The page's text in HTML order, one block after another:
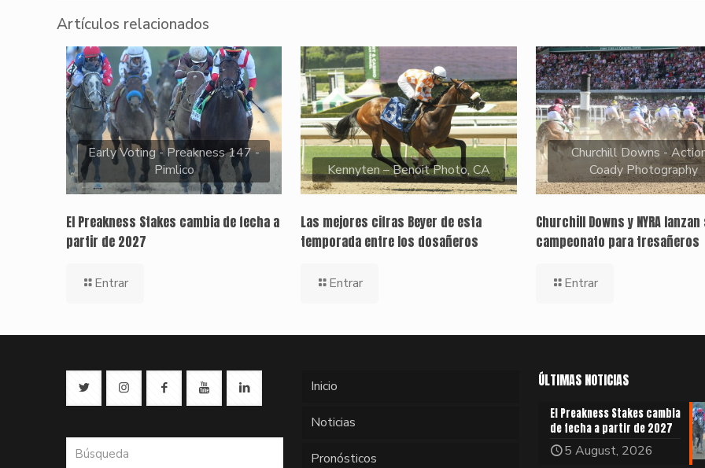
Artículos relacionados
Early Voting - Preakness 147 -
Pimlico
El Preakness Stakes cambia de fecha a
partir de 2027
Entrar
Kennyten – Benoit Photo, CA
Las mejores cifras Beyer de esta
temporada entre los dosañeros
Entrar
Churchill Downs -
Coady Photography
Churchill Downs y NYRA
campeonato para tresañeros
Entrar
Inicio
Noticias
Pronósticos
ÚLTIMAS NOTICIAS
El Preakness Stakes cambia
de fecha a partir de 2027
5 August, 2026